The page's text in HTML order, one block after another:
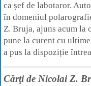
ca șef de labotaror.
în domeniul
Z. Bruja, ajuns acum la
pune la curent cu
a pus la dispoziție
Cărţi de Nicolai Z.